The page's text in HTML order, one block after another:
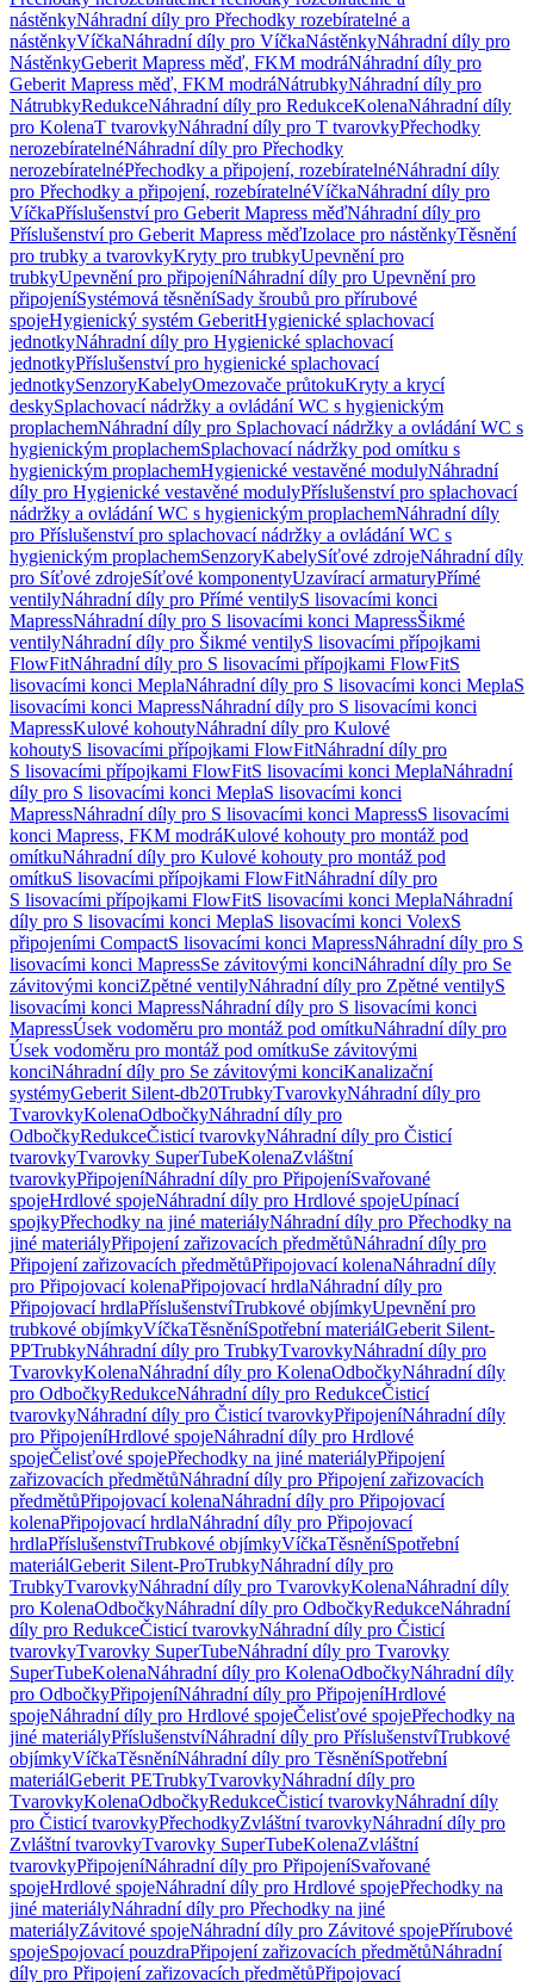
nástěnkyNáhradní díly pro Přechodky rozebíratelné a
nástěnkyVíčkaNáhradní díly pro VíčkaNástěnkyNáhradní díly pro
NástěnkyGeberit Mapress měď, FKM modráNáhradní díly pro
Geberit Mapress měď, FKM modráNátrubkyNáhradní díly pro
NátrubkyRedukceNáhradní díly pro RedukceKolenaNáhradní díly
pro KolenaT tvarovkyNáhradní díly pro T tvarovkyPřechodky
nerozebíratelnéNáhradní díly pro Přechodky
nerozebíratelnéPřechodky a připojení, rozebíratelnéNáhradní díly
pro Přechodky a připojení, rozebíratelnéVíčkaNáhradní díly pro
VíčkaPříslušenství pro Geberit Mapress měďNáhradní díly pro
Příslušenství pro Geberit Mapress měďIzolace pro nástěnkyTěsnění
pro trubky a tvarovkyKryty pro trubkyUpevnění pro
trubkyUpevnění pro připojeníNáhradní díly pro Upevnění pro
připojeníSystémová těsněníSady šroubů pro přírubové
spojeHygienický systém GeberitHygienické splachovací
jednotkyNáhradní díly pro Hygienické splachovací
jednotkyPříslušenství pro hygienické splachovací
jednotkySenzoryKabelyOmezovače průtokuKryty a krycí
deskySplachovací nádržky a ovládání WC s hygienickým
proplachemNáhradní díly pro Splachovací nádržky a ovládání WC s
hygienickým proplachemSplachovací nádržky pod omítku s
hygienickým proplachemHygienické vestavěné modulyNáhradní
díly pro Hygienické vestavěné modulyPříslušenství pro splachovací
nádržky a ovládání WC s hygienickým proplachemNáhradní díly
pro Příslušenství pro splachovací nádržky a ovládání WC s
hygienickým proplachemSenzoryKabelySíťové zdrojeNáhradní díly
pro Síťové zdrojeSíťové komponentyUzavírací armaturyPřímé
ventilyNáhradní díly pro Přímé ventilyS lisovacími konci
MapressNáhradní díly pro S lisovacími konci MapressŠikmé
ventilyNáhradní díly pro Šikmé ventilyS lisovacími přípojkami
FlowFitNáhradní díly pro S lisovacími přípojkami FlowFitS
lisovacími konci MeplaNáhradní díly pro S lisovacími konci MeplaS
lisovacími konci MapressNáhradní díly pro S lisovacími konci
MapressKulové kohoutyNáhradní díly pro Kulové
kohoutyS lisovacími přípojkami FlowFitNáhradní díly pro
S lisovacími přípojkami FlowFitS lisovacími konci MeplaNáhradní
díly pro S lisovacími konci MeplaS lisovacími konci
MapressNáhradní díly pro S lisovacími konci MapressS lisovacími
konci Mapress, FKM modráKulové kohouty pro montáž pod
omítkuNáhradní díly pro Kulové kohouty pro montáž pod
omítkuS lisovacími přípojkami FlowFitNáhradní díly pro
S lisovacími přípojkami FlowFitS lisovacími konci MeplaNáhradní
díly pro S lisovacími konci MeplaS lisovacími konci VolexS
připojeními CompactS lisovacími konci MapressNáhradní díly pro S
lisovacími konci MapressSe závitovými konciNáhradní díly pro Se
závitovými konciZpětné ventilyNáhradní díly pro Zpětné ventilyS
lisovacími konci MapressNáhradní díly pro S lisovacími konci
MapressÚsek vodoměru pro montáž pod omítkuNáhradní díly pro
Úsek vodoměru pro montáž pod omítkuSe závitovými
konciNáhradní díly pro Se závitovými konciKanalizační
systémyGeberit Silent-db20TrubkyTvarovkyNáhradní díly pro
TvarovkyKolenaOdbočkyNáhradní díly pro
OdbočkyRedukceČisticí tvarovkyNáhradní díly pro Čisticí
tvarovkyTvarovky SuperTubeKolenaZvláštní
tvarovkyPřipojeníNáhradní díly pro PřipojeníSvařované
spojeHrdlové spojeNáhradní díly pro Hrdlové spojeUpínací
spojkyPřechodky na jiné materiályNáhradní díly pro Přechodky na
jiné materiályPřipojení zařizovacích předmětůNáhradní díly pro
Připojení zařizovacích předmětůPřipojovací kolenaNáhradní díly
pro Připojovací kolenaPřipojovací hrdlaNáhradní díly pro
Připojovací hrdlaPříslušenstvíTrubkové objímkyUpevnění pro
trubkové objímkyVíčkaTěsněníSpotřební materiálGeberit Silent-
PPTrubkyNáhradní díly pro TrubkyTvarovkyNáhradní díly pro
TvarovkyKolenaNáhradní díly pro KolenaOdbočkyNáhradní díly
pro OdbočkyRedukceNáhradní díly pro RedukceČisticí
tvarovkyNáhradní díly pro Čisticí tvarovkyPřipojeníNáhradní díly
pro PřipojeníHrdlové spojeNáhradní díly pro Hrdlové
spojeČelisťové spojePřechodky na jiné materiályPřipojení
zařizovacích předmětůNáhradní díly pro Připojení zařizovacích
předmětůPřipojovací kolenaNáhradní díly pro Připojovací
kolenaPřipojovací hrdlaNáhradní díly pro Připojovací
hrdlaPříslušenstvíTrubkové objímkyVíčkaTěsněníSpotřební
materiálGeberit Silent-ProTrubkyNáhradní díly pro
TrubkyTvarovkyNáhradní díly pro TvarovkyKolenaNáhradní díly
pro KolenaOdbočkyNáhradní díly pro OdbočkyRedukceNáhradní
díly pro RedukceČisticí tvarovkyNáhradní díly pro Čisticí
tvarovkyTvarovky SuperTubeNáhradní díly pro Tvarovky
SuperTubeKolenaNáhradní díly pro KolenaOdbočkyNáhradní díly
pro OdbočkyPřipojeníNáhradní díly pro PřipojeníHrdlové
spojeNáhradní díly pro Hrdlové spojeČelisťové spojePřechodky na
jiné materiályPříslušenstvíNáhradní díly pro PříslušenstvíTrubkové
objímkyVíčkaTěsněníNáhradní díly pro TěsněníSpotřební
materiálGeberit PETrubkyTvarovkyNáhradní díly pro
TvarovkyKolenaOdbočkyRedukceČisticí tvarovkyNáhradní díly
pro Čisticí tvarovkyPřechodkyZvláštní tvarovkyNáhradní díly pro
Zvláštní tvarovkyTvarovky SuperTubeKolenaZvláštní
tvarovkyPřipojeníNáhradní díly pro PřipojeníSvařované
spojeHrdlové spojeNáhradní díly pro Hrdlové spojePřechodky na
jiné materiályNáhradní díly pro Přechodky na jiné
materiályZávitové spojeNáhradní díly pro Závitové spojePřírubové
spojeSpojovací pouzdraPřipojení zařizovacích předmětůNáhradní
díly pro Připojení zařizovacích předmětůPřipojovací